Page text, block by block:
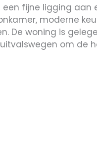
fijne ligging aan
moderne
De woning is
om de